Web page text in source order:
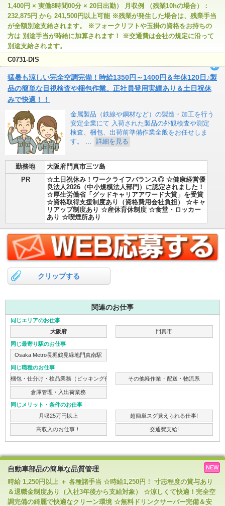
1,400円 × 実働8時間00分 × 20日出勤） 月収例 （残業10hの場合）：
232,875円 から 241,500円以上可能 ※残業が発生した場合は、残業手当
が全額別途支給されます。 ※フォークリフトや玉掛の資格をお持ちの
方は 別途手当が時給に加算されます！ ※交通費は会社の規定に沿って
別途支給されます。
C0731-DIS
猛暑も涼しい完全空調完備！時給1350円～1400円＆年休120日♪製
品の簡単な目視検査や梱包作業。正社員登用実績あり＆土日祝休
みで快適！！
金属製品（鉄線や鋼材など）の製造・加工を行う
安定企業にて 入荷された製品の外観検査や測定
検査、梱包、出荷前準備作業全般をお任せしま
す。 …
詳細を見る
勤務地
大阪府門真市三ツ島
PR
☆土日祝休み！ワークライフバランス◎ ☆健康経営優
良法人2026（中小規模法人部門）に認定されました！
☆厚生労働省「グッドキャリアアワード大賞」を受賞
☆資格取得支援制度あり（資格費用会社負担） ☆キャ
リアップ制度あり ☆産休育休制度 ☆食堂・ロッカー
あり ☆喫煙所あり
クリップする
関連のお仕事
同じエリアのお仕事
大阪府
門真市
同じ最寄り駅のお仕事
Osaka Metro長堀鶴見緑地門真南駅
同じ職種のお仕事
梱包・仕分け・検品業務（ピッキング作業）
その他軽作業・配送・物流系
倉庫管理・入出荷業務
同じメリット・条件のお仕事
月収25万円以上
超簡単スグ覚えられる仕事!
高収入のお仕事！ 交通費支給!
NEW
自動車部品の簡単な品質管理
時給 1,250円以上 ＋ 各種諸手当 ☆時給1,250円！ 寸志程度の賞与あり
＆退職金制度あり（入社3年後から支給対象） ☆涼しくて快適！完全空
調完備の綺麗で快適なクリーン環境 ☆無料ドリンクサーバー完備＆安